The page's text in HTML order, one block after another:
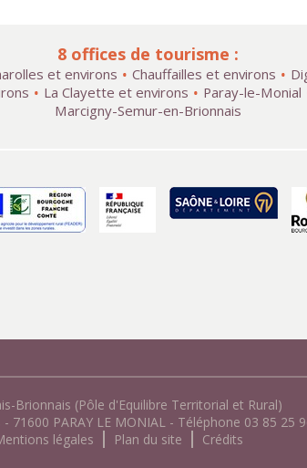
8 offices de tourisme :
et environs Chauffailles et environs
La Clayette et environs Paray-le-Monial
Marcigny-Semur-en-Brionnais
Brionnais (Pôle d'Equilibre Territorial et Rural)
71600 PARAY LE MONIAL - Téléphone 03 85 25
légales
Plan du site Crédits